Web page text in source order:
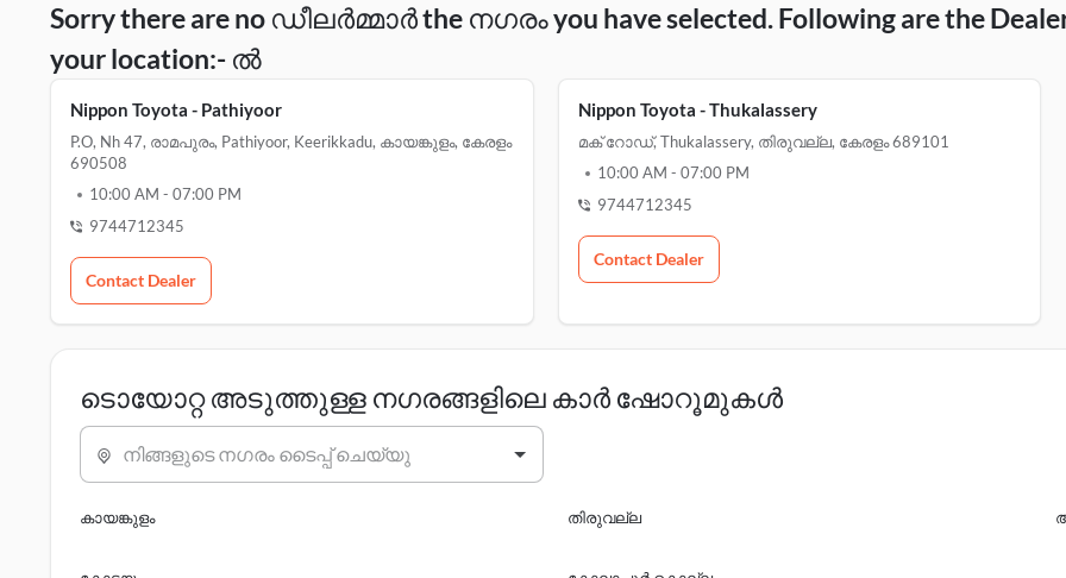
Sorry there are no ഡീലർമ്മാർ the നഗരം you have selected. Following are the
your location:- ൽ
Nippon Toyota - Pathiyoor
P.o, Nh 47, രാമപുരം, Pathiyoor, Keerikkadu, കായങ്കുളം, കേരളം
690508
10:00 AM - 07:00 PM
9744712345
Contact Dealer
Nippon Toyota - Thukalassery
മക് റോഡ്, Thukalassery, തിരുവല്ല, കേരളം 689101
10:00 AM - 07:00 PM
9744712345
Contact Dealer
ടൊയോറ്റ അടുത്തുള്ള നഗരങ്ങളിലെ കാർ ഷോറൂമുകൾ
നിങ്ങളുടെ നഗരം ടൈപ്പ് ചെയ്യു
കായങ്കുളം തിരുവല്ല